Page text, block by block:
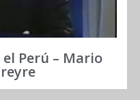
Perú – Mario